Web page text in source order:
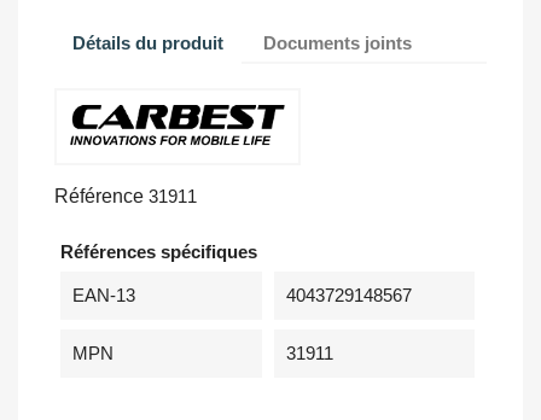
Détails du produit Documents joints
Référence 31911
Références spécifiques
EAN-13 4043729148567
MPN 31911